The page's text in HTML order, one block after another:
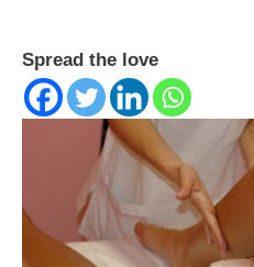
Spread the love